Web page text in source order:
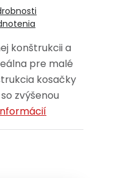
konštrukcii a
pre malé
kosačky
zvýšenou